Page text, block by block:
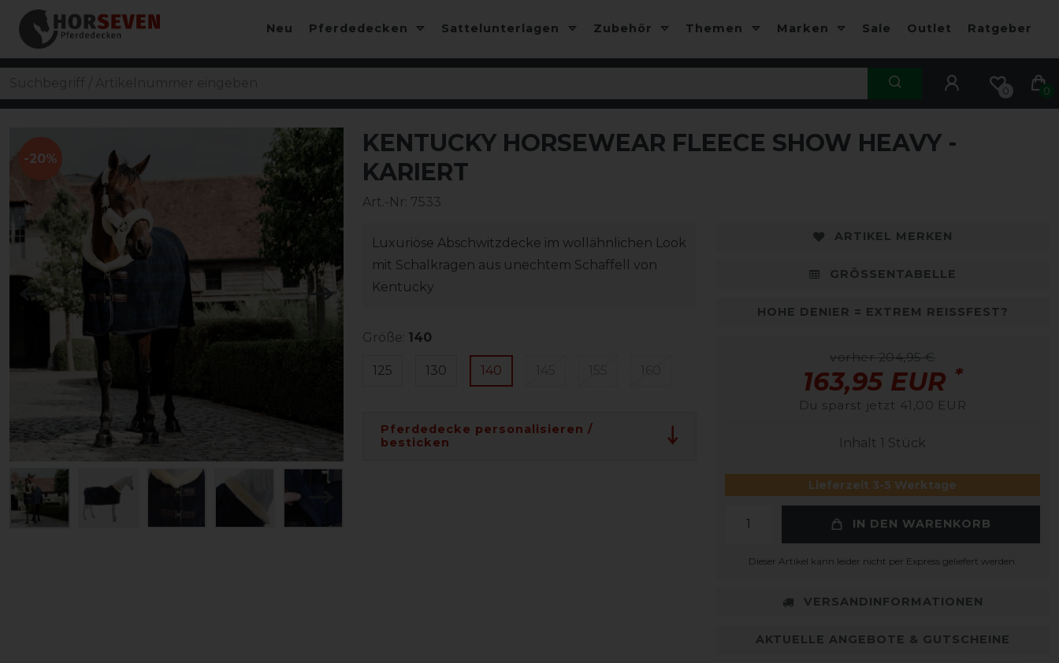
Neu Pferdedecken Sattelunterlagen Zubehör Themen Marken Sale Outlet Ratgeber
0 0
-20%
KENTUCKY HORSEWEAR FLEECE SHOW HEAVY -
KARIERT
Art.-Nr: 7533
Luxuriöse Abschwitzdecke im wollähnlichen Look
mit Schalkragen aus unechtem Schaffell von
Kentucky
Größe: 140
125 130 140
Pferdedecke personalisieren /
besticken
ARTIKEL MERKEN
GRÖSSENTABELLE
HOHE DENIER = EXTREM REISSFEST?
vorher 204,95 €
163,95 EUR *
Du sparst jetzt 41,00 EUR
Inhalt 1 Stück
Lieferzeit 3-5 Werktage
IN DEN WARENKORB
Dieser Artikel kann leider nicht per Express geliefert werden.
VERSANDINFORMATIONEN
AKTUELLE ANGEBOTE & GUTSCHEINE